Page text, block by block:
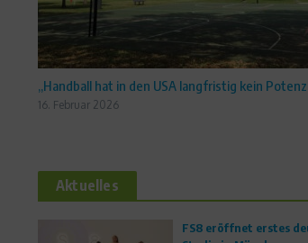
„Handball hat in den USA langfristig kein
16. Februar 2026
Aktuelles
FS8 eröffnet erstes